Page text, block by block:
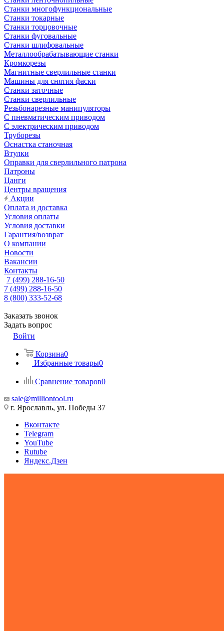
Станки многофункциональные
Станки токарные
Станки торцовочные
Станки фуговальные
Станки шлифовальные
Металлообрабатывающие станки
Кромкорезы
Магнитные сверлильные станки
Машины для снятия фаски
Станки заточные
Станки сверлильные
Резьбонарезные манипуляторы
С пневматическим приводом
С электрическим приводом
Труборезы
Оснастка станочная
Втулки
Оправки для сверлильного патрона
Патроны
Цанги
Центры вращения
Акции
Оплата и доставка
Условия оплаты
Условия доставки
Гарантия/возврат
О компании
Новости
Вакансии
Контакты
7 (499) 288-16-50
7 (499) 288-16-50
8 (800) 333-52-68
Заказать звонок
Задать вопрос
Войти
Корзина0
Избранные товары0
Сравнение товаров0
sale@milliontool.ru
г. Ярославль, ул. Победы 37
Вконтакте
Telegram
YouTube
Rutube
Яндекс.Дзен